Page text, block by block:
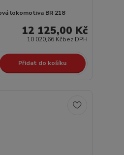
lokomotiva BR 218
12 125,00 Kč
10 020,66 Kčbez DPH
Přidat do košíku